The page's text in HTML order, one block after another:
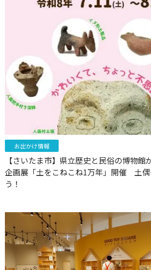
お出かけ情報
【さいたま市】県立歴史と民俗の博物館
企画展「土をこねこね1万年」開催 土
う！